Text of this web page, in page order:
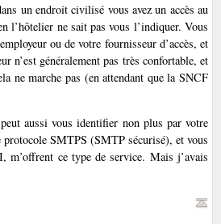
un endroit civilisé vous avez un accès au
l’hôtelier ne sait pas vous l’indiquer. Vous
ou de votre fournisseur d’accès, et
n’est généralement pas très confortable, et
ne marche pas (en attendant que la SNCF
aussi vous identifier non plus par votre
SMTPS (SMTP sécurisé), et vous
m’offrent ce type de service. Mais j’avais